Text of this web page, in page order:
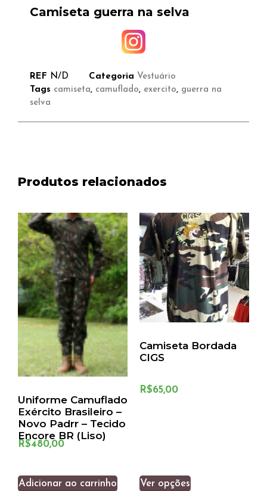
Camiseta guerra na selva
REF N/D Categoria Vestuário
Tags camiseta, camuflado, exercito, guerra na
selva
Produtos relacionados
Uniforme Camuflado
Exército Brasileiro –
Novo Padrr – Tecido
Encore BR (liso)
R$480,00
Adicionar ao carrinho
Camiseta Bordada
CIGS
R$65,00
Ver opções